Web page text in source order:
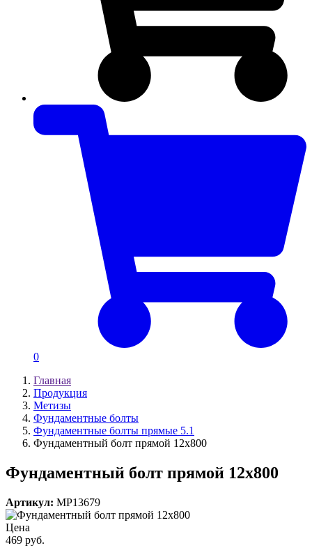
0
Главная
Продукция
Метизы
Фундаментные болты
Фундаментные болты прямые 5.1
Фундаментный болт прямой 12х800
Фундаментный болт прямой 12х800
Артикул: MP13679
Цена
469 руб.